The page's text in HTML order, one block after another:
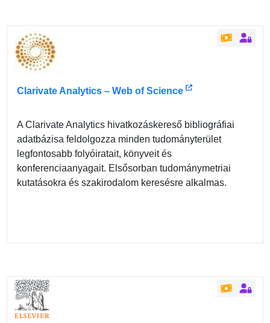
Clarivate Analytics – Web of Science
A Clarivate Analytics hivatkozáskereső bibliográfiai
adatbázisa feldolgozza minden tudományterület
legfontosabb folyóiratait, könyveit és
konferenciaanyagait. Elsősorban tudománymetriai
kutatásokra és szakirodalom keresésre alkalmas.